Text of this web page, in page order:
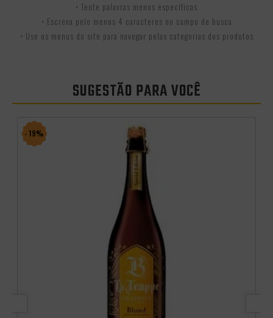
• Tente palavras menos específicas
• Escreva pelo menos 4 caracteres no campo de busca
• Use os menus do site para navegar pelas categorias dos produtos
SUGESTÃO PARA VOCÊ
- 19%